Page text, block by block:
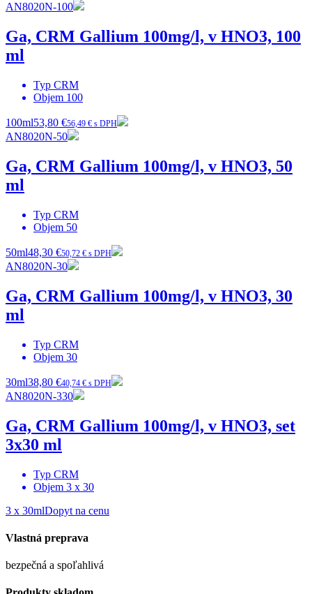
AN8020N-100
Ga, CRM Gallium 100mg/l, v HNO3, 100
ml
Typ CRM
Objem 100
100ml53,80 €56,49 € s DPH
AN8020N-50
Ga, CRM Gallium 100mg/l, v HNO3, 50
ml
Typ CRM
Objem 50
50ml48,30 €50,72 € s DPH
AN8020N-30
Ga, CRM Gallium 100mg/l, v HNO3, 30
ml
Typ CRM
Objem 30
30ml38,80 €40,74 € s DPH
AN8020N-330
Ga, CRM Gallium 100mg/l, v HNO3, set
3x30 ml
Typ CRM
Objem 3 x 30
3 x 30mlDopyt na cenu
Vlastná preprava
bezpečná a spoľahlivá